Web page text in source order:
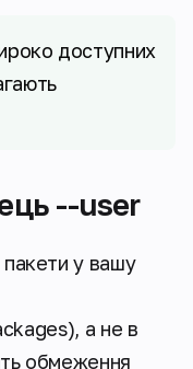
доступних
--user
у вашу
а не в
обмеження